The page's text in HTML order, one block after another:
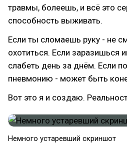
травмы, болеешь, и всё это
способность выживать.
Если ты сломаешь руку - не
охотиться. Если заразишься
слабеть день за днём. Если
пневмонию - может быть
Вот это я и создаю.
Немного устаревший скриншот